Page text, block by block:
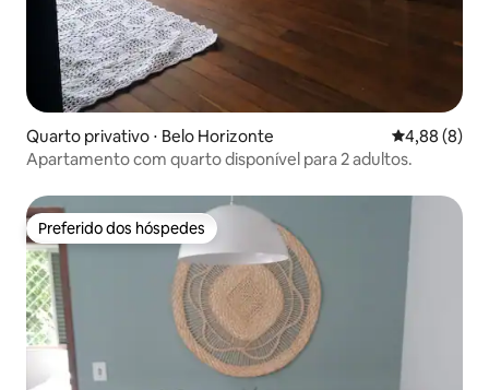
Quarto privativo ⋅ Belo Horizonte 4,88 de uma
4,88 (8)
Apartamento com quarto disponível para 2 adultos.
Preferido dos hóspedes
Preferido dos hóspedes